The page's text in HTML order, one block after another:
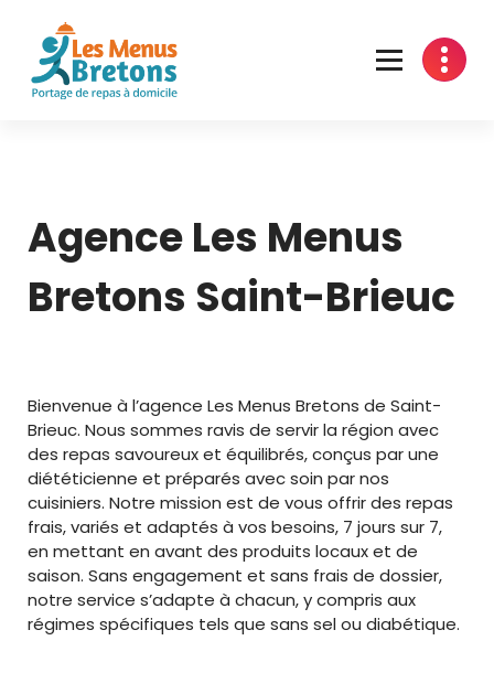
contenu
Agence Les Menus
Bretons Saint-Brieuc
Bienvenue à l’agence Les Menus Bretons de Saint-
Brieuc. Nous sommes ravis de servir la région avec
des repas savoureux et équilibrés, conçus par une
diététicienne et préparés avec soin par nos
cuisiniers. Notre mission est de vous offrir des repas
frais, variés et adaptés à vos besoins, 7 jours sur 7,
en mettant en avant des produits locaux et de
saison. Sans engagement et sans frais de dossier,
notre service s’adapte à chacun, y compris aux
régimes spécifiques tels que sans sel ou diabétique.